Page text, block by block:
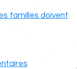
familles doivent